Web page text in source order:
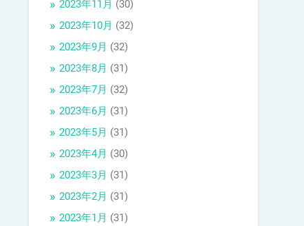
2023年11月 (30)
2023年10月 (32)
2023年9月 (32)
2023年8月 (31)
2023年7月 (32)
2023年6月 (31)
2023年5月 (31)
2023年4月 (30)
2023年3月 (31)
2023年2月 (31)
2023年1月 (31)